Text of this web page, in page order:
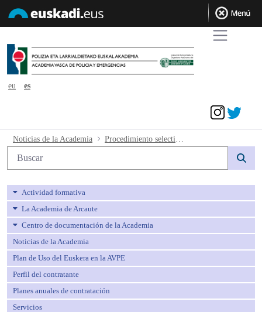
eu
es
Procedimiento selectivo para ingreso,
Noticias de la Academia
Búsqueda web
Actividad formativa
La Academia de Arcaute
Centro de documentación de la Academia
Noticias de la Academia
Plan de Uso del Euskera en la AVPE
Perfil del contratante
Planes anuales de contratación
Servicios